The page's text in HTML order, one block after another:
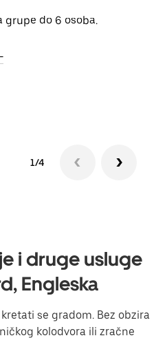
grupe do 6 osoba.
1/4
i druge usluge
Engleska
se gradom. Bez obzira
kolodvora ili zračne